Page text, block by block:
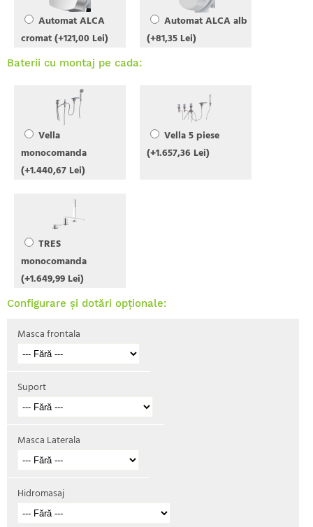
Automat ALCA
cromat (+121,00 Lei)
Automat ALCA alb
(+81,35 Lei)
Baterii cu montaj pe cada:
Vella
monocomanda
(+1.440,67 Lei)
Vella 5 piese
(+1.657,36 Lei)
TRES
monocomanda
(+1.649,99 Lei)
Configurare și dotări opționale:
Masca frontala
Suport
Masca Laterala
Hidromasaj